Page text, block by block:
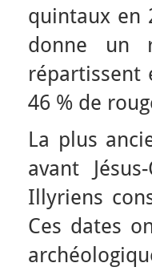
quintaux en
donne un
répartissent
46 % de
La plus
avant
Illyriens
Ces dates